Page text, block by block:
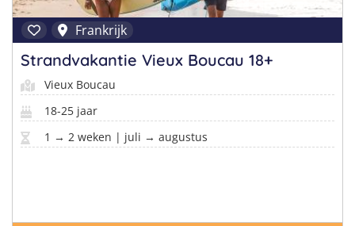
Frankrijk
Strandvakantie Vieux Boucau 18+
Vieux Boucau
18-25 jaar
1 → 2 weken | juli → augustus